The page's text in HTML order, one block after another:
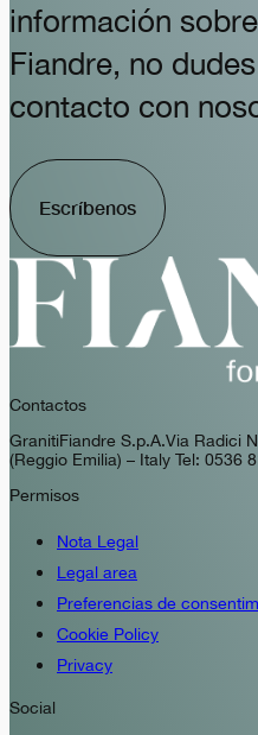
información
Fiandre, no
contacto con
Escríbenos
Contactos
GranitiFiandre S.p.A. Via Radici
(Reggio Emilia) – Italy Tel: 0536
Permisos
Nota Legal
Legal area
Preferencias de
Cookie Policy
Privacy
Social